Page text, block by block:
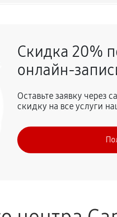
1620 руб
Скидка 20%
онлайн-
Оставьте заявку через
скидку на все услуги